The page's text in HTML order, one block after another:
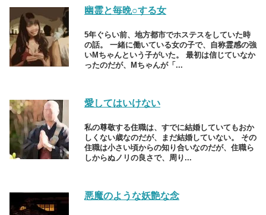
幽霊と毎晩○する女
5年ぐらい前、地方都市でホステスをしていた時
の話。 一緒に働いている女の子で、自称霊感の強
いMちゃんという子がいた。 最初は信じていなか
ったのだが、Mちゃんが「...
愛してはいけない
私の尊敬する住職は、すでに結婚していてもおか
しくない歳なのだが、まだ結婚していない。 その
住職は小さい頃からの知り合いなのだが、住職ら
しからぬノリの良さで、周り...
悪魔のような妖艶な念